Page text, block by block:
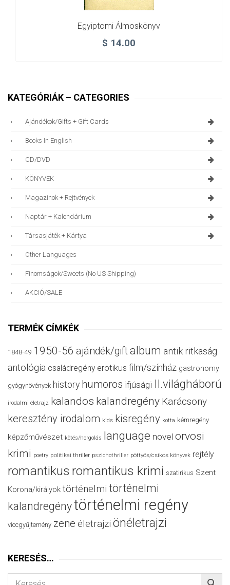
Egyiptomi Álmoskönyv
$ 14.00
KATEGÓRIÁK – CATEGORIES
Ajándékok/gifts + Gift Cards
Books In English
CD/DVD
KÖNYVEK
Magazinok + Rejtvények
Naptár + Kalendárium
Társasjáték + Kártya
Other Languages
Finomságok/sweets (no US Shipping)
AKCIÓ/SALE
TERMÉK CÍMKÉK
1848-49 1950-56 ajándék/giftalbum antik ritkaság
antológia családregény erotikus film/színház gastronomy
gyógynövények history humoros ifjúsági II.világháború
irodalmi életrajz kalandos kalandregény Karácsony
keresztény irodalom kids kisregény kotta kémregény
képzőművészet kötés/horgolás language novel orvosi
krimi poetry politikai thriller pszichothriller pöttyös/csíkos könyvek rejtély
romantikus romantikus krimi szatirikus Szent
Korona/királyok történelmi történelmi
kalandregénytörténelmi regény
viccgyűjtemény zene életrajzi önéletrajzi
KERESÉS…